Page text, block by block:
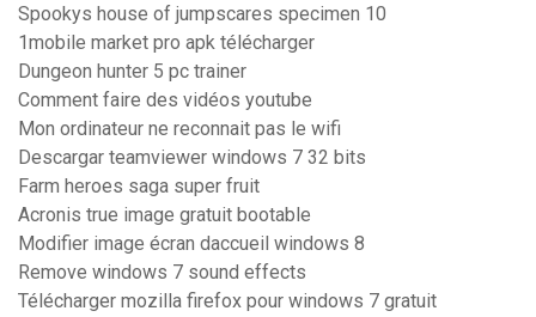
Spookys house of jumpscares specimen 10
1mobile market pro apk télécharger
Dungeon hunter 5 pc trainer
Comment faire des vidéos youtube
Mon ordinateur ne reconnait pas le wifi
Descargar teamviewer windows 7 32 bits
Farm heroes saga super fruit
Acronis true image gratuit bootable
Modifier image écran daccueil windows 8
Remove windows 7 sound effects
Télécharger mozilla firefox pour windows 7 gratuit